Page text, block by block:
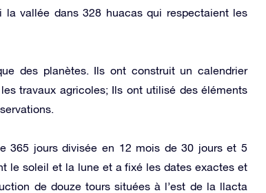
vallée dans 328 huacas qui respectaient les
des planètes. Ils ont construit un calendrier
travaux agricoles; Ils ont utilisé des éléments
365 jours divisée en 12 mois de 30 jours et 5
le soleil et la lune et a fixé les dates exactes et
de douze tours situées à l’est de la llacta